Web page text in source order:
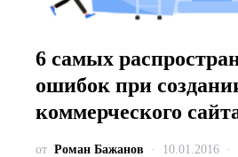
6 самых
ошибок при
коммерческого
от Роман Бажанов 10.01.2016